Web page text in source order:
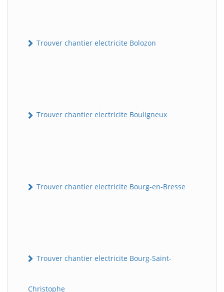
Trouver chantier electricite Bolozon
Trouver chantier electricite Bouligneux
Trouver chantier electricite Bourg-en-Bresse
Trouver chantier electricite Bourg-Saint-
Christophe